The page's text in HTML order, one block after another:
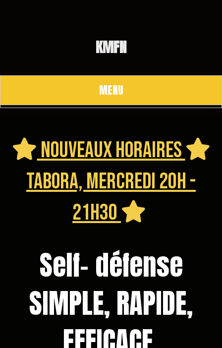
KMFN
MENU
 Nouveaux Horaires 
Tabora, mercredi 20h -
21h30 
Self- défense
SIMPLE, RAPIDE,